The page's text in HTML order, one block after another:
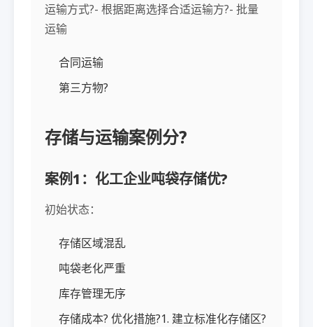
运输方式?- 根据距离选择合适运输方?- 批量
运输
合同运输
第三方物?
存储与运输案例分?
案例1：化工企业吨袋存储优?
初始状态：
存储区域混乱
吨袋老化严重
库存管理无序
存储成本? 优化措施?1. 建立标准化存储区?